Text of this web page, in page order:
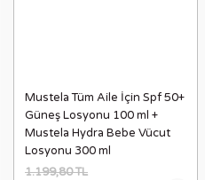
Mustela Tüm Aile İçin Spf 50+
Güneş Losyonu 100 ml +
Mustela Hydra Bebe Vücut
Losyonu 300 ml
1.199,80 TL